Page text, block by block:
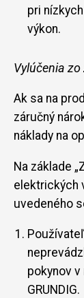
pri
výkon.
Vylúčenia zo
Ak sa na
záručný
náklady na
Na základe
elektrických
uvedeného
pokynov
GRUNDIG.